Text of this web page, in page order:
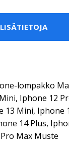
LISÄTIETOJA